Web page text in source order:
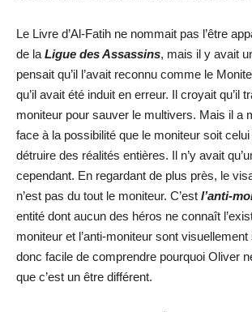
Le Livre d’Al-Fatih ne nommait pas l’être
de la Ligue des Assassins, mais il y avait
pensait qu’il l’avait reconnu comme le
qu’il avait été induit en erreur. Il croyait qu’il
moniteur pour sauver le multivers. Mais il a
face à la possibilité que le moniteur soit
détruire des réalités entières. Il n’y avait
cependant. En regardant de plus près, le
n’est pas du tout le moniteur. C’est l’anti-
entité dont aucun des héros ne connaît
moniteur et l’anti-moniteur sont
donc facile de comprendre pourquoi Oliver
que c’est un être différent.